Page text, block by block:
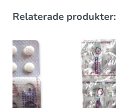
Relaterade produkter: